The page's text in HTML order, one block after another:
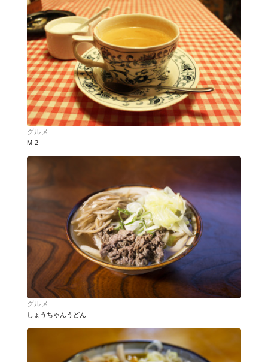
グルメ
M-2
グルメ
しょうちゃんうどん